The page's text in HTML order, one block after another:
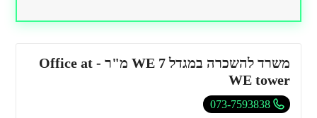
משרד להשכרה במגדל WE 7 מ"ר - Office at
WE tower
073-7593838